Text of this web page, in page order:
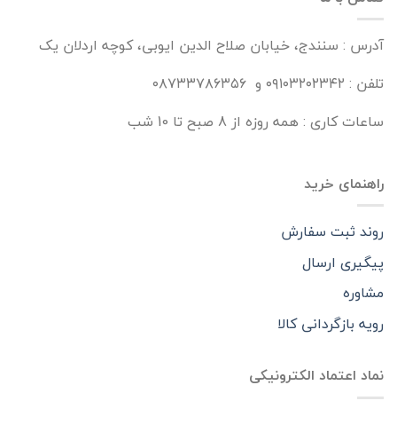
آدرس : سنندج، خیابان صلاح الدین ایوبی، کوچه اردلان یک
تلفن : ۰۹۱۰۳۲۰۲۳۴۲ و ۰۸۷۳۳۷۸۶۳۵۶
ساعات کاری : همه روزه از 8 صبح تا 10 شب
راهنمای خرید
روند ثبت سفارش
پیگیری ارسال
مشاوره
رویه بازگردانی کالا
نماد اعتماد الکترونیکی